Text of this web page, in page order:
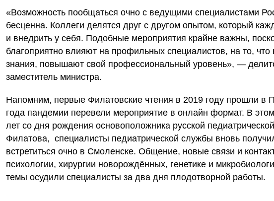
«Возможность пообщаться очно с ведущими специалистами
бесценна. Коллеги делятся друг с другом опытом, который
и внедрить у себя. Подобные мероприятия крайне важны,
благоприятно влияют на профильных специалистов, на то,
знания, повышают свой профессиональный уровень», —
заместитель министра.
Напомним, первые Филатовские чтения в 2019 году прошли в
года пандемии перевели мероприятие в онлайн формат. В этом
лет со дня рождения основоположника русской
Филатова, специалисты педиатрической службы вновь
встретиться очно в Смоленске. Общение, новые связи и
психологии, хирургии новорождённых, генетике и
темы осудили специалисты за два дня плодотворной работы.